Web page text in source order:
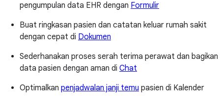
pengumpulan data EHR dengan Formulir
Buat ringkasan pasien dan catatan keluar rumah sakit
dengan cepat di Dokumen
Sederhanakan proses serah terima perawat dan bagikan
data pasien dengan aman di Chat
Optimalkan penjadwalan janji temu pasien di Kalender